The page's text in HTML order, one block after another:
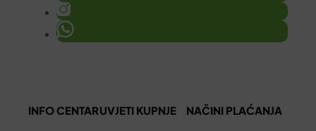
INFO CENTARUVJETI KUPNJE NAČINI PLAĆANJA